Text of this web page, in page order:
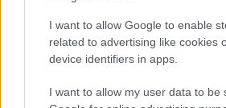
I want to allow Google to enable
related to advertising like cookies
device identifiers in apps.
I want to allow my user data to be
l’anno avrai diritto oltre che alla
webinar e dossier di inchiesta
#BOLIVIA #HONDURAS